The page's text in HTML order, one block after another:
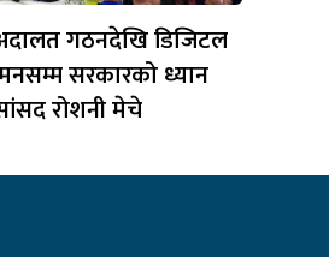
गठनदेखि डिजिटल
सरकारको ध्यान
रोशनी मेचे